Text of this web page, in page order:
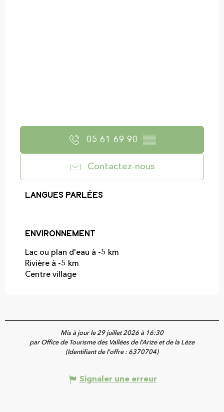
05 61 69 90 ▒▒
Contactez-nous
Langues parlées
Langues parlées
Environnement
Environnement
Lac ou plan d'eau à -5 km
Rivière à -5 km
Centre village
Mis à jour le 29 juillet 2026 à 16:30
par Office de Tourisme des Vallées de l’Arize et de la Lèze
(Identifiant de l'offre : 6370704)
Signaler une erreur